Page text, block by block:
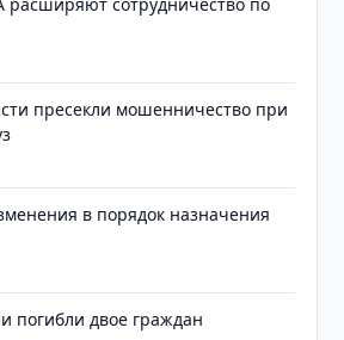
пресекли мошенничество при
в порядок назначения
погибли двое граждан